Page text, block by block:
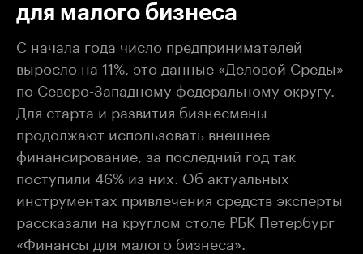
для малого бизнеса
С начала года число предпринимателей
выросло на 11%, это данные «Деловой Среды»
по Северо-Западному федеральному округу.
Для старта и развития бизнесмены
продолжают использовать внешнее
финансирование, за последний год так
поступили 46% из них. Об актуальных
инструментах привлечения средств эксперты
рассказали на круглом столе РБК Петербург
«Финансы для малого бизнеса».